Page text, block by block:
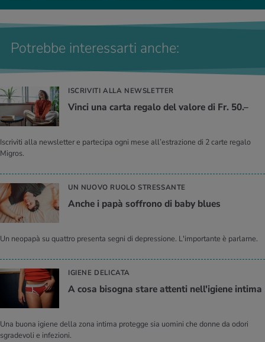
Potrebbe interessarti anche:
ISCRIVITI ALLA NEWSLETTER
Vinci una carta regalo del valore di Fr. 50.–
Iscriviti alla newsletter e partecipa ogni mese all’estrazione di 2 carte regalo
Migros.
UN NUOVO RUOLO STRESSANTE
Anche i papà soffrono di baby blues
Un neopapà su quattro presenta segni di depressione. L'importante è parlarne.
IGIENE DELICATA
A cosa bisogna stare attenti nell'igiene intima
Una buona igiene della zona intima protegge sia uomini che donne da odori
sgradevoli e infezioni.